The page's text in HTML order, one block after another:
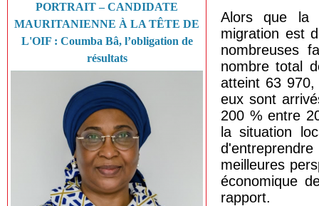
PORTRAIT – CANDIDATE
MAURITANIENNE À LA TÊTE DE
L'OIF : Coumba Bâ, l’obligation de
résultats
Alors que la
migration est
nombreuses
nombre total
atteint 63
eux sont
200 % entre
la situation
meilleures
économique
rapport.